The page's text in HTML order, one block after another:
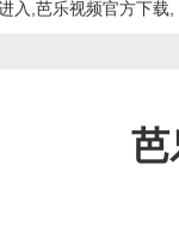
入,芭乐视频官方下载,
芭